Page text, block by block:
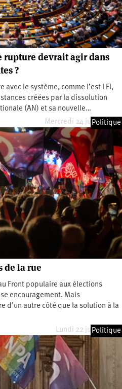
rupture devrait agir dans
?
avec le système, comme l’est LFI,
créées par la dissolution
(AN) et sa nouvelle…
Mercredi 24 juillet 2024
Politique
de la rue
Front populaire aux élections
encouragement. Mais
d’un autre côté que la solution à la
Lundi 22 juillet 2024
Politique